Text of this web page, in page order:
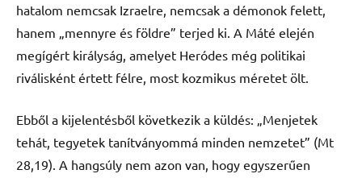
hatalom nemcsak Izraelre, nemcsak a démonok felett,
hanem „mennyre és földre” terjed ki. A Máté elején
megígért királyság, amelyet Heródes még politikai
riválisként értett félre, most kozmikus méretet ölt.
Ebből a kijelentésből következik a küldés: „Menjetek
tehát, tegyetek tanítványommá minden nemzetet” (Mt
28,19). A hangsúly nem azon van, hogy egyszerűen